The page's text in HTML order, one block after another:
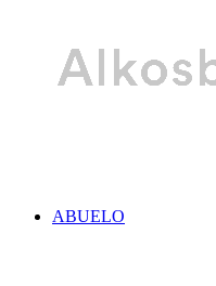
ABUELO